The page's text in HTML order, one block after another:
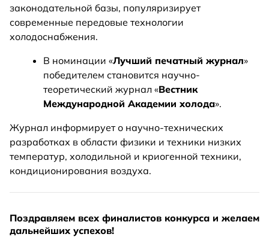
законодательной базы, популяризирует
современные передовые технологии
холодоснабжения.
В номинации «Лучший печатный журнал»
победителем становится научно-
теоретический журнал «Вестник
Международной Академии холода».
Журнал информирует о научно-технических
разработках в области физики и техники низких
температур, холодильной и криогенной техники,
кондиционирования воздуха.
Поздравляем всех финалистов конкурса и желаем
дальнейших успехов!